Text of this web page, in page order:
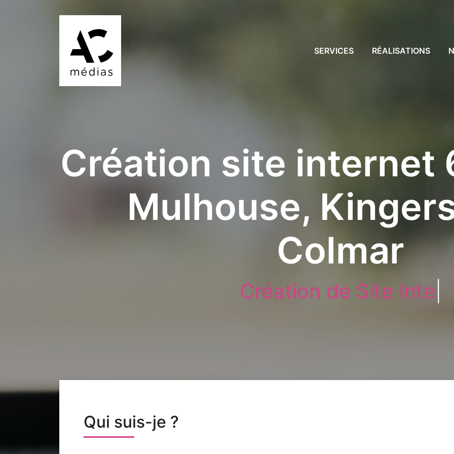
SERVICES RÉALISATIONS
Création site internet
Mulhouse,
Colmar
Création de Site Internet
Qui suis-je ?